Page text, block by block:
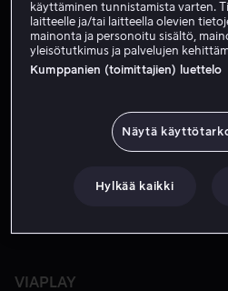
VIAPLAY
käyttäminen tunnistamista varten.
laitteelle ja/tai laitteella olevien
mainonta ja personoitu sisältö,
yleisötutkimus ja palvelujen
Kumppanien (toimittajien) luettelo
Näytä
Hylkää kaikki